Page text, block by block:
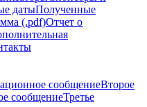
датыПолученные
(.pdf)Отчет о
сообщениеВторое
сообщениеТретье